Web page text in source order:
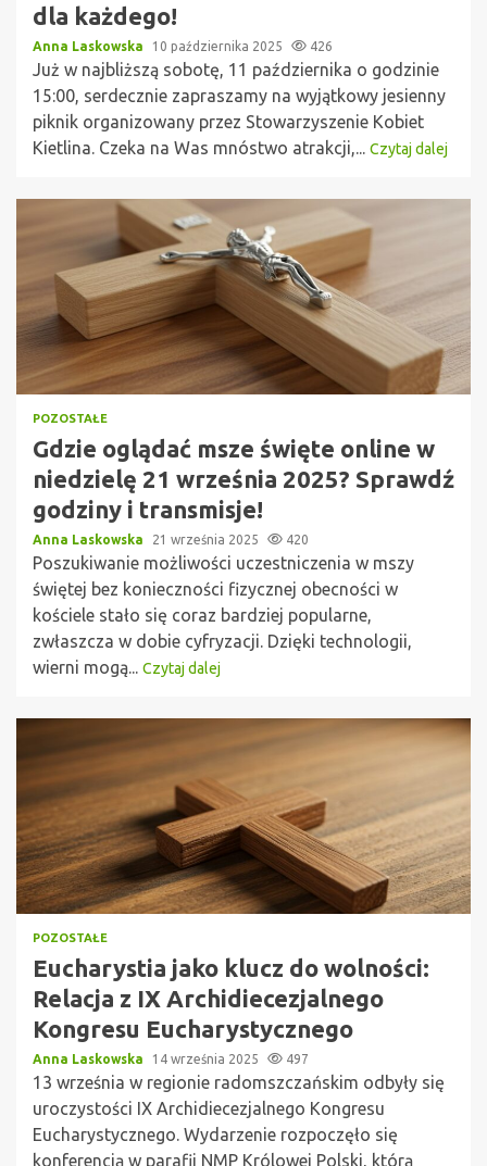
dla każdego!
Anna Laskowska 10 października 2025 426
Już w najbliższą sobotę, 11 października o godzinie
15:00, serdecznie zapraszamy na wyjątkowy jesienny
piknik organizowany przez Stowarzyszenie Kobiet
Kietlina. Czeka na Was mnóstwo atrakcji,... Czytaj dalej
POZOSTAŁE
Gdzie oglądać msze święte online w
niedzielę 21 września 2025? Sprawdź
godziny i transmisje!
Anna Laskowska 21 września 2025 420
Poszukiwanie możliwości uczestniczenia w mszy
świętej bez konieczności fizycznej obecności w
kościele stało się coraz bardziej popularne,
zwłaszcza w dobie cyfryzacji. Dzięki technologii,
wierni mogą... Czytaj dalej
POZOSTAŁE
Eucharystia jako klucz do wolności:
Relacja z IX Archidiecezjalnego
Kongresu Eucharystycznego
Anna Laskowska 14 września 2025 497
13 września w regionie radomszczańskim odbyły się
uroczystości IX Archidiecezjalnego Kongresu
Eucharystycznego. Wydarzenie rozpoczęło się
konferencją w parafii NMP Królowej Polski, którą